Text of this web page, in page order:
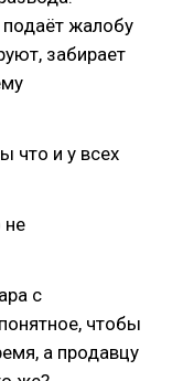
подаёт жалобу
забирает
что и у всех
не
с
чтобы
а продавцу